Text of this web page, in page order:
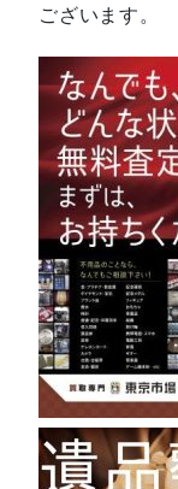
ございます。